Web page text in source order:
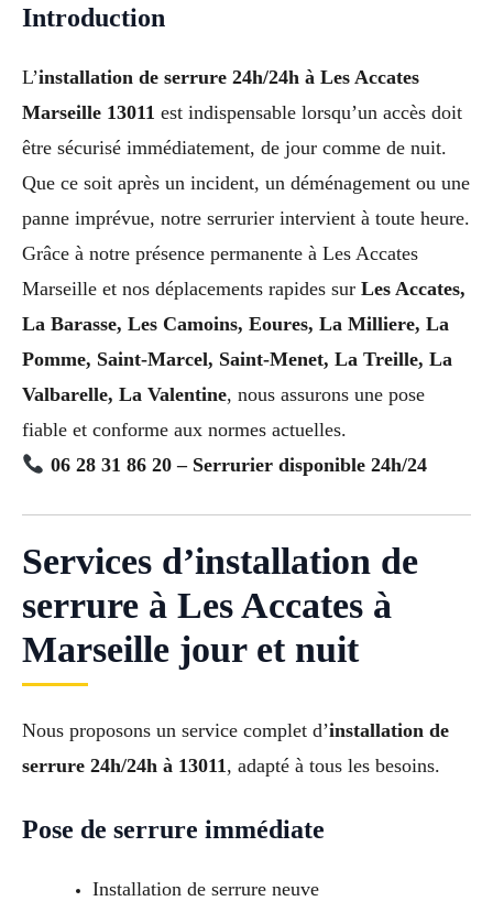
Introduction
L’installation de serrure 24h/24h à Les Accates
Marseille 13011 est indispensable lorsqu’un accès doit
être sécurisé immédiatement, de jour comme de nuit.
Que ce soit après un incident, un déménagement ou une
panne imprévue, notre serrurier intervient à toute heure.
Grâce à notre présence permanente à Les Accates
Marseille et nos déplacements rapides sur Les Accates,
La Barasse, Les Camoins, Eoures, La Milliere, La
Pomme, Saint-Marcel, Saint-Menet, La Treille, La
Valbarelle, La Valentine, nous assurons une pose
fiable et conforme aux normes actuelles.
06 28 31 86 20 – Serrurier disponible 24h/24
Services d’installation de
serrure à Les Accates à
Marseille jour et nuit
Nous proposons un service complet d’installation de
serrure 24h/24h à 13011 , adapté à tous les besoins.
Pose de serrure immédiate
Installation de serrure neuve